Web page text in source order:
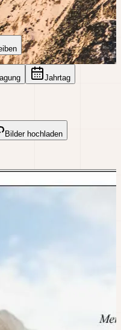
Jahrtag
Bilder hochladen